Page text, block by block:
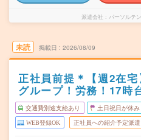
派遣会社 パーソルテ
未読 掲載日 2026/08/09
正社員前提＊【週2在
グループ！労務！17時
交通費別途支給あり 土日祝日が休み
WEB登録OK 正社員への紹介予定派遣